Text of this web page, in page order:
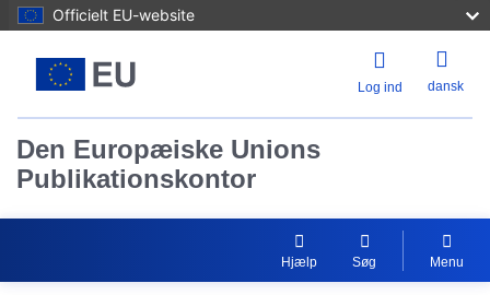
Officielt EU-website
Log ind dansk
Den Europæiske Unions
Publikationskontor
Hjælp Søg Menu